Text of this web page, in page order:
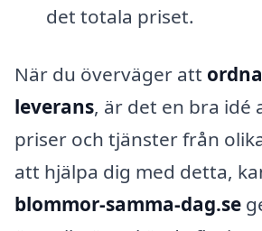
det totala priset.
När du överväger att
leverans, är det en bra idé
priser och tjänster från
att hjälpa dig med detta,
blommor-samma-dag.se